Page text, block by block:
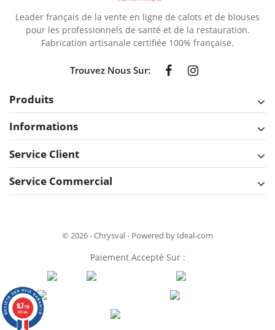
Leader français de la vente en ligne de calots et de blouses
pour les professionnels de santé et de la restauration.
Fabrication artisanale certifiée 100% française.
Trouvez Nous Sur:
Produits
Informations
Service Client
Service Commercial
© 2026 - Chrysval - Powered by Ideal-com
Paiement Accepté Sur :
9.7/10
632 avis